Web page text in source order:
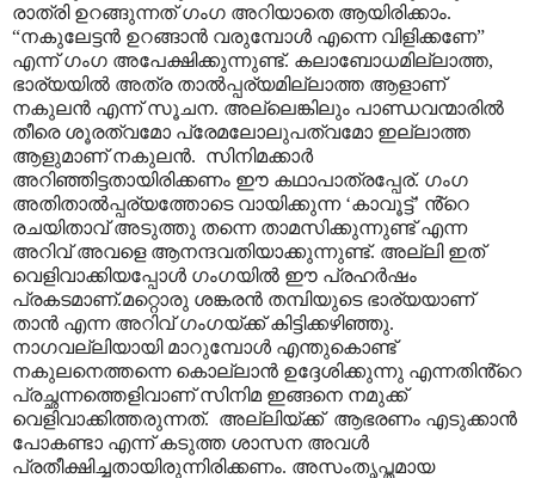
രാത്രി ഉറങ്ങുന്നത് ഗംഗ അറിയാതെ ആയിരിക്കാം.
“നകുലേട്ടൻ ഉറങ്ങാൻ വരുമ്പോൾ എന്നെ വിളിക്കണേ”
എന്ന് ഗംഗ അപേക്ഷിക്കുന്നുണ്ട്. കലാബോധമില്ലാത്ത,
ഭാര്യയിൽ അത്ര താൽപ്പര്യമില്ലാത്ത ആളാണ്
നകുലൻ എന്ന് സൂചന. അല്ലെങ്കിലും പാണ്ഡവന്മാരിൽ
തീരെ ശൂരത്വമോ പ്രേമലോലുപത്വമോ ഇല്ലാത്ത
ആളുമാണ് നകുലൻ. സിനിമക്കാർ
അറിഞ്ഞിട്ടതായിരിക്കണം ഈ കഥാപാത്രപ്പേര്. ഗംഗ
അതിതാൽപ്പര്യത്തോടെ വായിക്കുന്ന ‘കാവൂട്ട്’ ൻ്റെ
രചയിതാവ് അടുത്തു തന്നെ താമസിക്കുന്നുണ്ട് എന്ന
അറിവ് അവളെ ആനന്ദവതിയാക്കുന്നുണ്ട്. അല്ലി ഇത്
വെളിവാക്കിയപ്പോൾ ഗംഗയിൽ ഈ പ്രഹർഷം
പ്രകടമാണ്.മറ്റൊരു ശങ്കരൻ തമ്പിയുടെ ഭാര്യയാണ്
താൻ എന്ന അറിവ് ഗംഗയ്ക്ക് കിട്ടിക്കഴിഞ്ഞു.
നാഗവല്ലിയായി മാറുമ്പോൾ എന്തുകൊണ്ട്
നകുലനെത്തന്നെ കൊല്ലാൻ ഉദ്ദേശിക്കുന്നു എന്നതിൻ്റെ
പ്രച്ഛന്നത്തെളിവാണ് സിനിമ ഇങ്ങനെ നമുക്ക്
വെളിവാക്കിത്തരുന്നത്. അല്ലിയ്ക്ക് ആഭരണം എടുക്കാൻ
പോകണ്ടാ എന്ന് കടുത്ത ശാസന അവൾ
പ്രതീക്ഷിച്ചതായിരുന്നിരിക്കണം. അസംതൃപ്തമായ